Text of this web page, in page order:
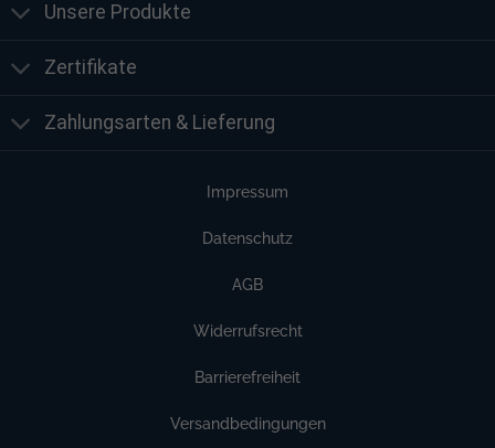
Unsere Produkte
Zertifikate
Zahlungsarten & Lieferung
Impressum
Datenschutz
AGB
Widerrufsrecht
Barrierefreiheit
Versandbedingungen